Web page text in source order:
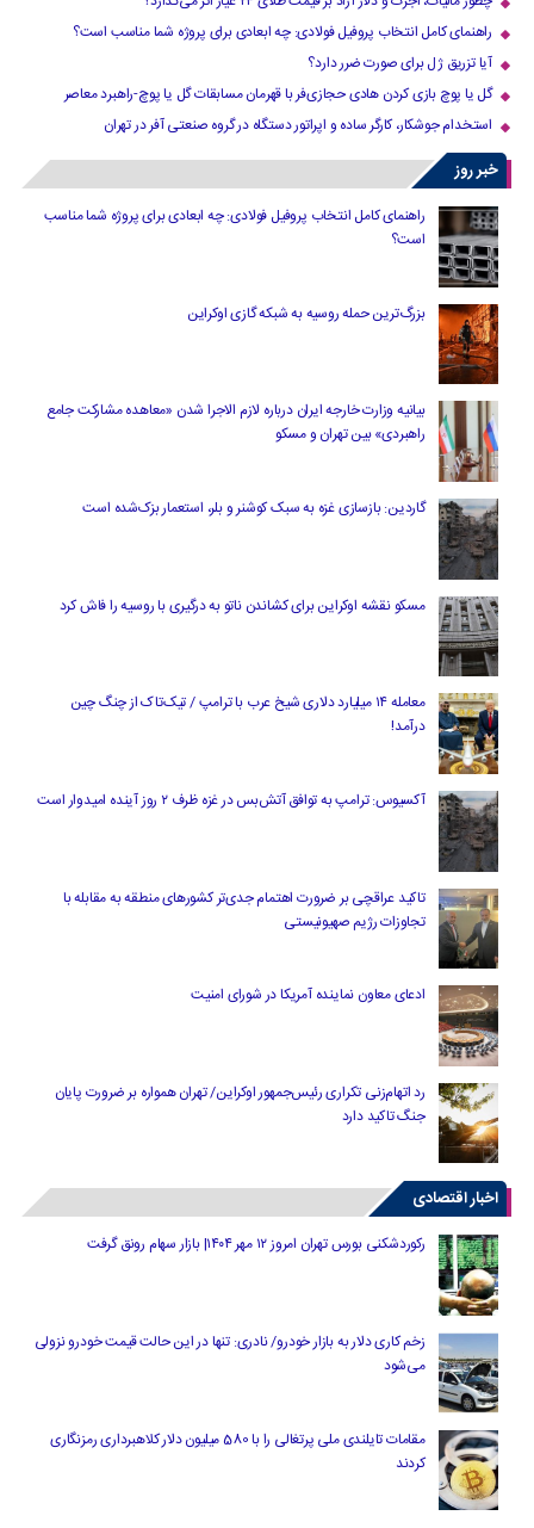
راهنمای کامل انتخاب پروفیل فولادی: چه ابعادی برای پروژه شما مناسب است؟
آیا تزریق ژل برای صورت ضرر دارد​؟
گل یا پوچ بازی کردن هادی حجازی‌فر با قهرمان مسابقات گل یا پوچ-راهبرد معاصر
استخدام جوشکار، کارگر ساده و اپراتور دستگاه در گروه صنعتی آفر در تهران
خبر روز
راهنمای کامل انتخاب پروفیل فولادی: چه ابعادی برای پروژه شما مناسب
است؟
بزرگ‌ترین حمله روسیه به شبکه گازی اوکراین
بیانیه وزارت خارجه ایران درباره لازم‌ الاجرا شدن «معاهده مشارکت جامع
راهبردی» بین تهران و مسکو
گاردین: بازسازی غزه به سبک کوشنر و بلر، استعمار بزک‌شده است
مسکو نقشه اوکراین برای کشاندن ناتو به درگیری با روسیه را فاش کرد
معامله ۱۴ میلیارد دلاری شیخ عرب با ترامپ / تیک‌تاک از چنگ چین
درآمد!
آکسیوس: ترامپ به توافق آتش‌بس در غزه ظرف ۲ روز آینده امیدوار است
تاکید عراقچی بر ضرورت اهتمام جدی‌تر کشورهای منطقه به مقابله با
تجاوزات رژیم صهیونیستی
ادعای معاون نماینده آمریکا در شورای امنیت
رد اتهام‌زنی تکراری رئیس‌جمهور اوکراین/ تهران همواره بر ضرورت پایان
جنگ تاکید دارد
اخبار اقتصادی
رکوردشکنی بورس تهران امروز ۱۲ مهر ۱۴۰۴| بازار سهام رونق گرفت
زخم کاری دلار به بازار خودرو/ نادری: تنها در این حالت قیمت خودرو نزولی
می‌شود
مقامات تایلندی ملی پرتغالی را با 580 میلیون دلار کلاهبرداری رمزنگاری
کردند